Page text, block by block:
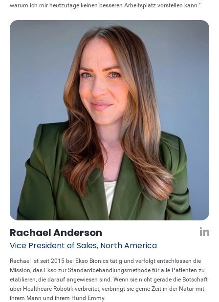
warum ich mir heutzutage keinen besseren Arbeitsplatz vorstellen kann.”
Rachael Anderson
Vice President of Sales, North America
Rachael ist seit 2015 bei Ekso Bionics tätig und verfolgt entschlossen die
Mission, das Ekso zur Standardbehandlungsmethode für alle Patienten zu
etablieren, die darauf angewiesen sind. Wenn sie nicht gerade die Botschaft
über Healthcare-Robotik verbreitet, verbringt sie gerne Zeit in der Natur mit
ihrem Mann und ihrem Hund Emmy.